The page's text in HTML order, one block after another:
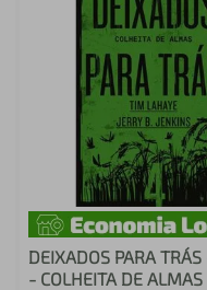
DEIXADOS PARA
- COLHEITA DE ALMAS